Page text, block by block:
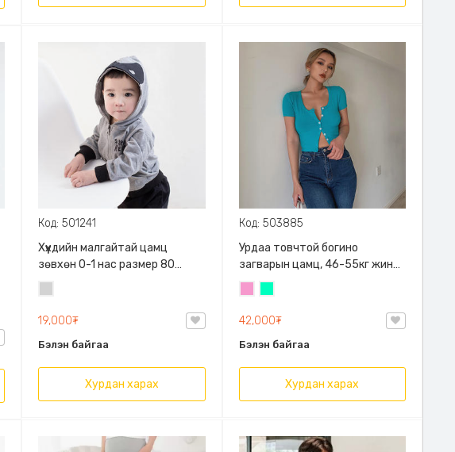
Код: 501241
Хүүхдийн малгайтай цамц
зөвхөн 0-1 нас размер 80
сонголттой
19,000₮
Бэлэн байгаа
Хурдан харах
Код: 503885
Урдаа товчтой богино
загварын цамц, 46-55кг жинд
таарна
42,000₮
Бэлэн байгаа
Хурдан харах